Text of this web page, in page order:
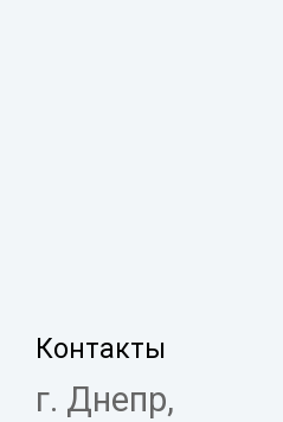
Контакты
г. Днепр,